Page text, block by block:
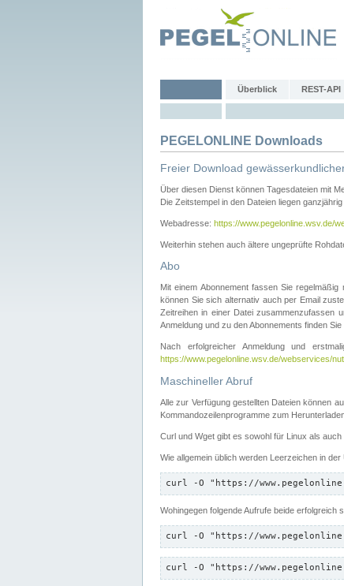
Überblick REST-API
PEGELONLINE Downloads
Freier Download
Über diesen Dienst können Tagesdateien mit
Die Zeitstempel in den Dateien liegen
Webadresse: https://www.pegelonline.wsv.de/
Weiterhin stehen auch ältere ungeprüfte
Abo
Mit einem Abonnement fassen Sie
können Sie sich alternativ auch per Email
Zeitreihen in einer Datei zusammenzufassen
Anmeldung und zu den Abonnements finden Sie
Nach erfolgreicher Anmeldung und
https://www.pegelonline.wsv.de/webservices/
Maschineller Abruf
Alle zur Verfügung gestellten Dateien können
Kommandozeilenprogramme zum
Curl und Wget gibt es sowohl für Linux als auch
Wie allgemein üblich werden Leerzeichen in
curl -O "https://
Wohingegen folgende Aufrufe beide erfolgreich
curl -O "https://
curl -O "https://